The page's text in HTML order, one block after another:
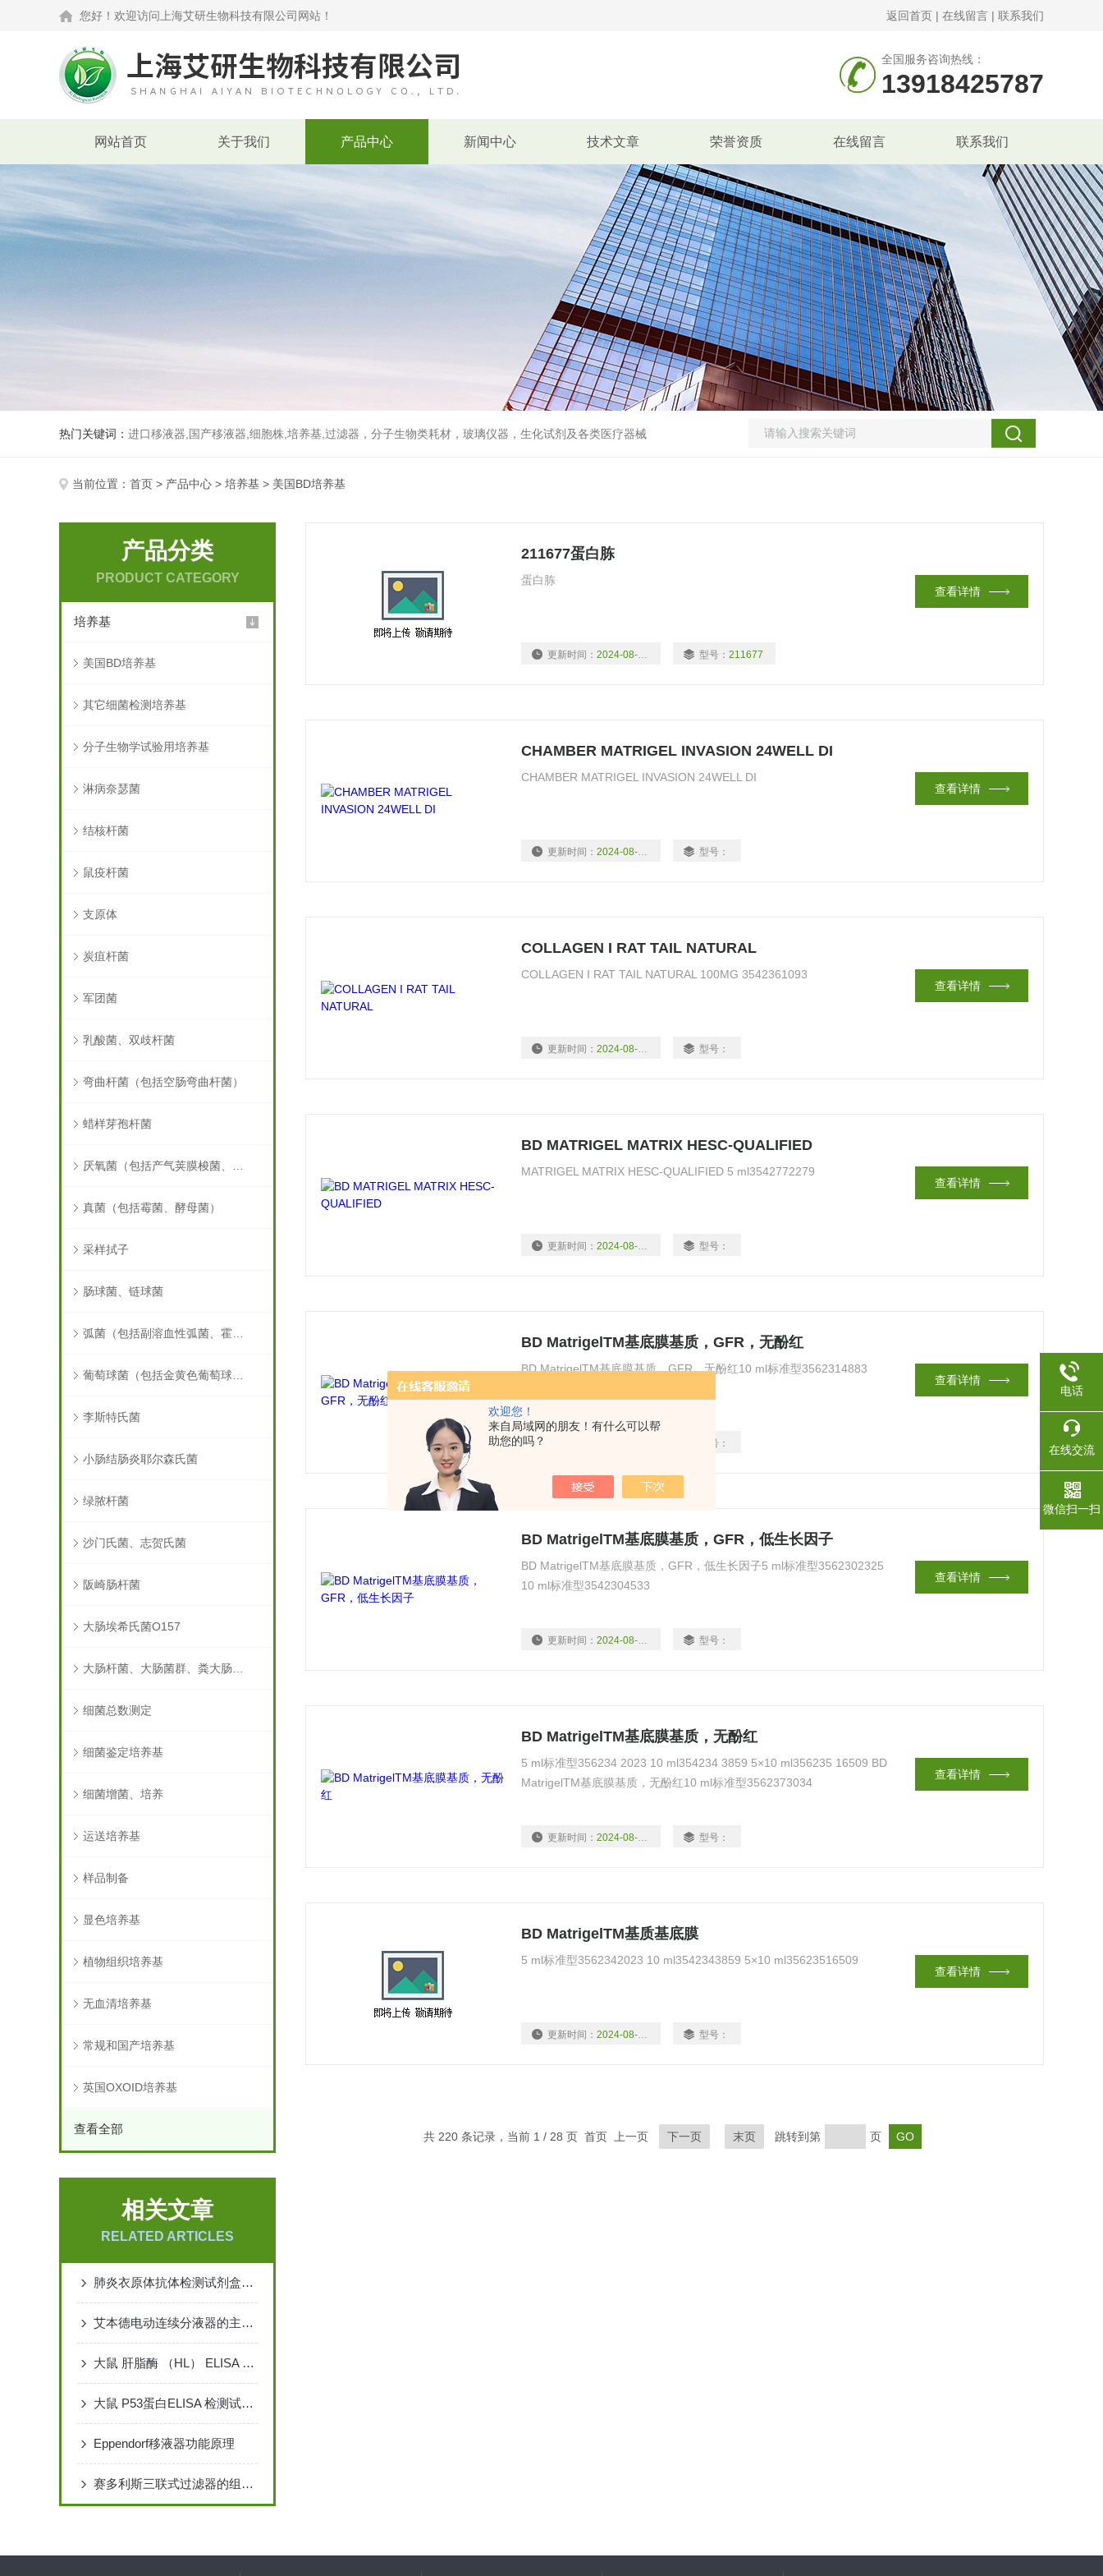
欢迎您！
来自局域网的朋友！有什么可以帮
助您的吗？
您好！欢迎访问上海艾研生物科技有限公司网站！ 返回首页 | 在线留言 | 联系我们
全国服务咨询热线：
13918425787
网站首页 关于我们 产品中心 新闻中心 技术文章 荣誉资质 在线留言 联系我们
热门关键词： 进口移液器,国产移液器,细胞株,培养基,过滤器，分子生物类耗材，玻璃仪器，生化试剂及各类医疗器械
当前位置： 首页 > 产品中心 > 培养基 > 美国BD培养基
产品分类
PRODUCT CATEGORY
培养基
美国BD培养基
其它细菌检测培养基
分子生物学试验用培养基
淋病奈瑟菌
结核杆菌
鼠疫杆菌
支原体
炭疽杆菌
军团菌
乳酸菌、双歧杆菌
弯曲杆菌（包括空肠弯曲杆菌）
蜡样芽孢杆菌
真菌（包括霉菌、酵母菌）
采样拭子
肠球菌、链球菌
弧菌（包括副溶血性弧菌、霍乱弧菌）
葡萄球菌（包括金黄色葡萄球菌）
李斯特氏菌
小肠结肠炎耶尔森氏菌
绿脓杆菌
沙门氏菌、志贺氏菌
阪崎肠杆菌
大肠埃希氏菌O157
大肠杆菌、大肠菌群、粪大肠菌群
细菌总数测定
细菌鉴定培养基
细菌增菌、培养
运送培养基
样品制备
显色培养基
植物组织培养基
无血清培养基
常规和国产培养基
英国OXOID培养基
查看全部
相关文章
RELATED ARTICLES
肺炎衣原体抗体检测试剂盒（胶体金法）说 明 书
艾本德电动连续分液器的主要结构特点和应用
大鼠 肝脂酶 （HL） ELISA 检测试剂盒说明书
大鼠 P53蛋白ELISA 检测试剂盒说明书
Eppendorf移液器功能原理
赛多利斯三联式过滤器的组成和使用方法
211677蛋白胨
蛋白胨
更新时间：2024-08-16 型号：211677
查看详情
CHAMBER MATRIGEL INVASION 24WELL DI
CHAMBER MATRIGEL INVASION 24WELL DI
更新时间：2024-08-16 型号：
查看详情
COLLAGEN I RAT TAIL NATURAL
COLLAGEN I RAT TAIL NATURAL 100MG 3542361093
更新时间：2024-08-16 型号：
查看详情
BD MATRIGEL MATRIX HESC-QUALIFIED
MATRIGEL MATRIX HESC-QUALIFIED 5 ml3542772279
更新时间：2024-08-16 型号：
查看详情
BD MatrigelTM基底膜基质，GFR，无酚红
BD MatrigelTM基底膜基质，GFR，无酚红10 ml标准型3562314883
型号：
查看详情
BD MatrigelTM基底膜基质，GFR，低生长因子
BD MatrigelTM基底膜基质，GFR，低生长因子5 ml标准型3562302325
10 ml标准型3542304533
更新时间：2024-08-16 型号：
查看详情
BD MatrigelTM基底膜基质，无酚红
5 ml标准型356234 2023 10 ml354234 3859 5×10 ml356235 16509 BD
MatrigelTM基底膜基质，无酚红10 ml标准型3562373034
更新时间：2024-08-16 型号：
查看详情
BD MatrigelTM基质基底膜
5 ml标准型3562342023 10 ml3542343859 5×10 ml35623516509
更新时间：2024-08-16 型号：
查看详情
共 220 条记录，当前 1 / 28 页 首页 上一页 下一页 末页 跳转到第 页
电话
在线交流
微信扫一扫